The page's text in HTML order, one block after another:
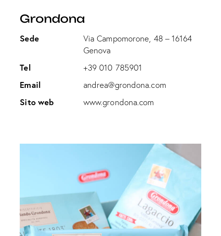
Grondona
Sede
Via Campomorone, 48 – 16164
Genova
Tel +39 010 785901
Email andrea@grondona.com
Sito web www.grondona.com